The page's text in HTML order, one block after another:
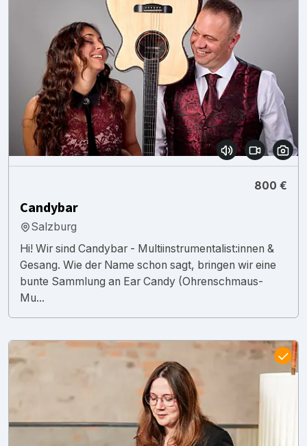
800 €
Candybar
Salzburg
Hi! Wir sind Candybar - Multiinstrumentalist:innen &
Gesang. Wie der Name schon sagt, bringen wir eine
bunte Sammlung an Ear Candy (Ohrenschmaus-
Mu...